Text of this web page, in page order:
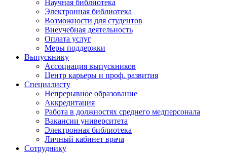
Научная библиотека
Электронная библиотека
Возможности для студентов
Внеучебная деятельность
Оплата услуг
Меры поддержки
Выпускнику
Ассоциация выпускников
Центр карьеры и проф. развития
Специалисту
Непрерывное образование
Аккредитация
Работа в должностях среднего медперсонала
Вакансии университета
Электронная библиотека
Личный кабинет врача
Сотруднику